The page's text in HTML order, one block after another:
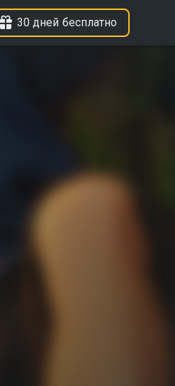
30 дней бесплатно